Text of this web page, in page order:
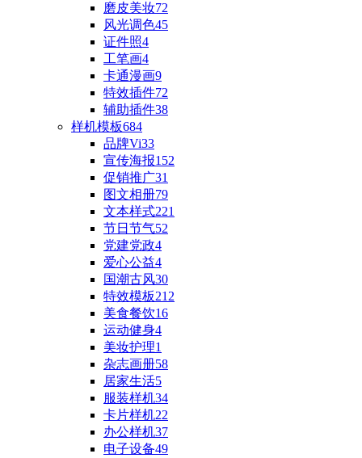
磨皮美妆72
风光调色45
证件照4
工笔画4
卡通漫画9
特效插件72
辅助插件38
样机模板684
品牌Vi33
宣传海报152
促销推广31
图文相册79
文本样式221
节日节气52
党建党政4
爱心公益4
国潮古风30
特效模板212
美食餐饮16
运动健身4
美妆护理1
杂志画册58
居家生活5
服装样机34
卡片样机22
办公样机37
电子设备49